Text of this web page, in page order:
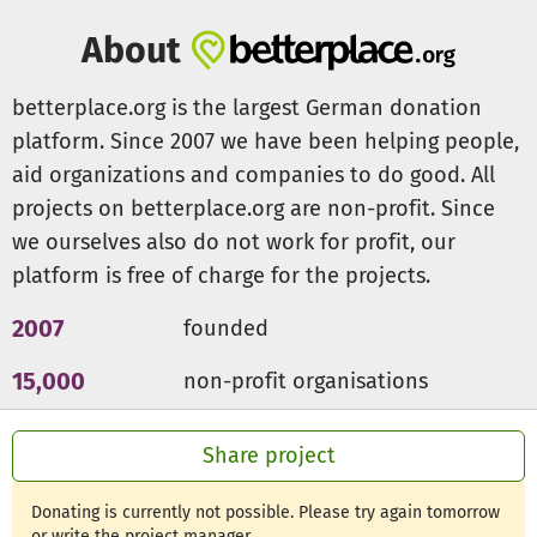
Share project
Donating is currently not possible. Please try again tomorrow
Wie entstand die Foundation?
Nach einem einjährigen Aufenthalt von Colin Göldner und
Bruders (Marvin) fasste die Familie Göldner den
Entschluss, die GF Goeldner Foundation ins Leben zu
rufen. Die Foundation hat neben ihren Mitgliedern auch
aktive Förderer, Spender und Helfer. In Zusammenarbeit
mit weiteren Stiftungen und institutionellen Spendern
haben wir mittels dieser Zuwendungen begonnen, eine
Oberschule für Mädchen, werdende und junge Mütter zu
Spende statt Geschenke
Sie wollen ein Fest feiern und möchten Ihre Gäste bitten,
einen Betrag für dieses Projekt zu spenden? Gerne stellen
wir Ihnen Flyer und eine Spendenbox zur Verfügung.
Spende als Geschenk
About
betterplace.org is the largest German donation
platform. Since 2007 we have been helping people,
aid organizations and companies to do good. All
projects on betterplace.org are non-profit. Since
we ourselves also do not work for profit, our
platform is free of charge for the projects.
2007 founded
15,000 non-profit organisations
300m € for a good cause